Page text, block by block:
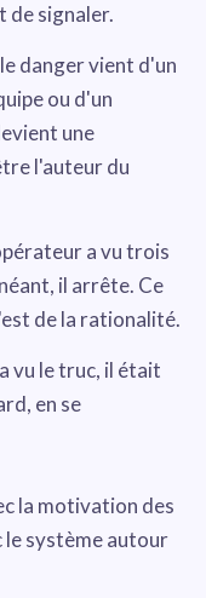
de signaler.
danger vient d'un
ou d'un
une
l'auteur du
a vu trois
il arrête. Ce
de la rationalité.
vu le truc, il était
en se
la motivation des
le système autour